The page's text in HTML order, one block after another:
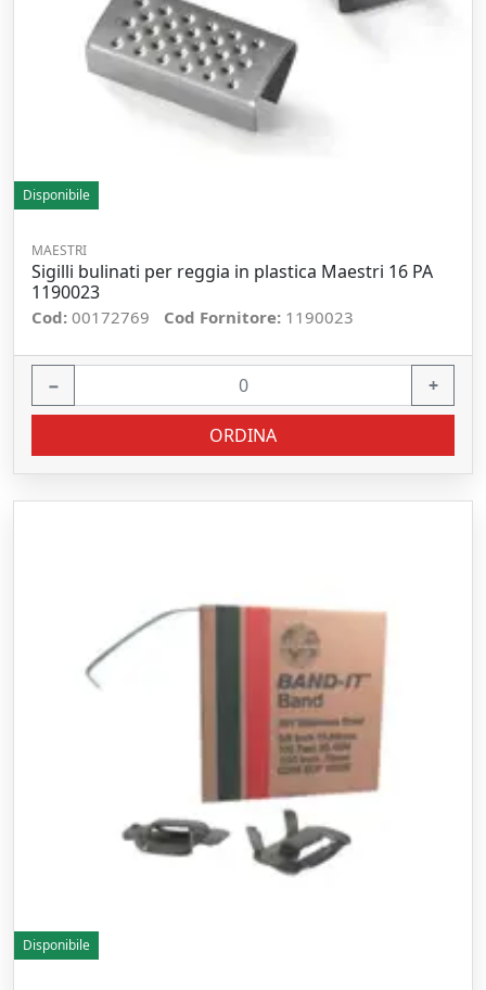
Disponibile
MAESTRI
Sigilli bulinati per reggia in plastica Maestri 16 PA
1190023
Cod: 00172769 Cod Fornitore: 1190023
− +
ORDINA
Disponibile